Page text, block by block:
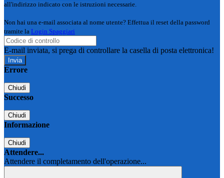
all'indirizzo indicato con le istruzioni necessarie.
Non hai una e-mail associata al nome utente? Effettua il reset della password
tramite la Login Spaggiari
E-mail inviata, si prega di controllare la casella di posta elettronica!
Errore
Chiudi
Successo
Chiudi
Informazione
Chiudi
Attendere...
Attendere il completamento dell'operazione...